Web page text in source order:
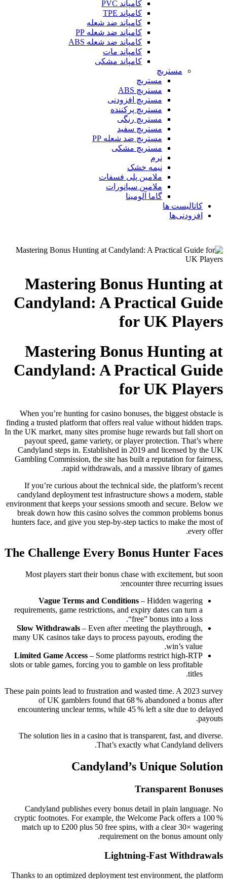
کامپاند PVC
کامپاند TPE
کامپاند ضد شعله
کامپاند ضد شعله PP
کامپاند ضد شعله ABS
کامپاند مات
کامپاند مشکی
مستربچ
مستربچ
مستربچ ABS
مستربچ افزودنی
مستربچ پرکننده
مستربچ رنگی
مستربچ‌ سفید
مستربچ ضد شعله PP
مستربچ مشکی
نرم
نیمه خشک
ملامین پلی فسفات
ملامین سیانورات
گاما آلومینا
کاتالیست ها
افزودنی‌ها
Mastering Bonus Hunting at
Candyland: A Practical Guide
for UK Players
Mastering Bonus Hunting at
Candyland: A Practical Guide
for UK Players
When you’re hunting for casino bonuses, the biggest obstacle is
finding a trusted platform that offers real value without hidden traps.
In the UK market, many sites promise huge rewards but fall short on
payout speed, game variety, or player protection. That’s where
Candyland steps in. Established in 2019 and licensed by the UK
Gambling Commission, the site has built a reputation for fairness,
rapid withdrawals, and a massive library of games.
If you’re curious about the technical side, the platform’s recent
candyland deployment test infrastructure shows a modern, stable
environment that keeps your sessions smooth and secure. Below we
break down how this casino solves the common problems bonus
hunters face, and give you step‑by‑step tactics to make the most of
every offer.
The Challenge Every Bonus Hunter Faces
Most players start their bonus chase with excitement, but soon
encounter three recurring issues:
Vague Terms and Conditions – Hidden wagering
requirements, game restrictions, and expiry dates can turn a
“free” bonus into a loss.
Slow Withdrawals – Even after meeting the playthrough,
many UK casinos take days to process payouts, eroding the
win’s value.
Limited Game Access – Some platforms restrict high‑RTP
slots or table games, forcing you to gamble on less profitable
titles.
These pain points lead to frustration and wasted time. A 2023 survey
of UK gamblers found that 68 % abandoned a bonus after
encountering unclear terms, while 45 % left a site due to delayed
payouts.
The solution lies in a casino that is transparent, fast, and diverse.
That’s exactly what Candyland delivers.
Candyland’s Unique Solution
Transparent Bonuses
Candyland publishes every bonus detail in plain language. No
cryptic footnotes. For example, the Welcome Pack offers a 100 %
match up to £200 plus 50 free spins, with a clear 30× wagering
requirement on the bonus amount only.
Lightning‑Fast Withdrawals
Thanks to an optimized deployment test environment, the platform